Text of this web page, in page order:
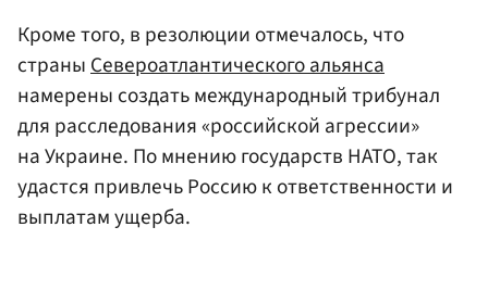
Кроме того, в резолюции отмечалось, что
страныСевероатлантического альянса
намерены создать международный трибунал
для расследования «российской агрессии»
на Украине. По мнению государств НАТО, так
удастся привлечь Россию к ответственности и
выплатам ущерба.